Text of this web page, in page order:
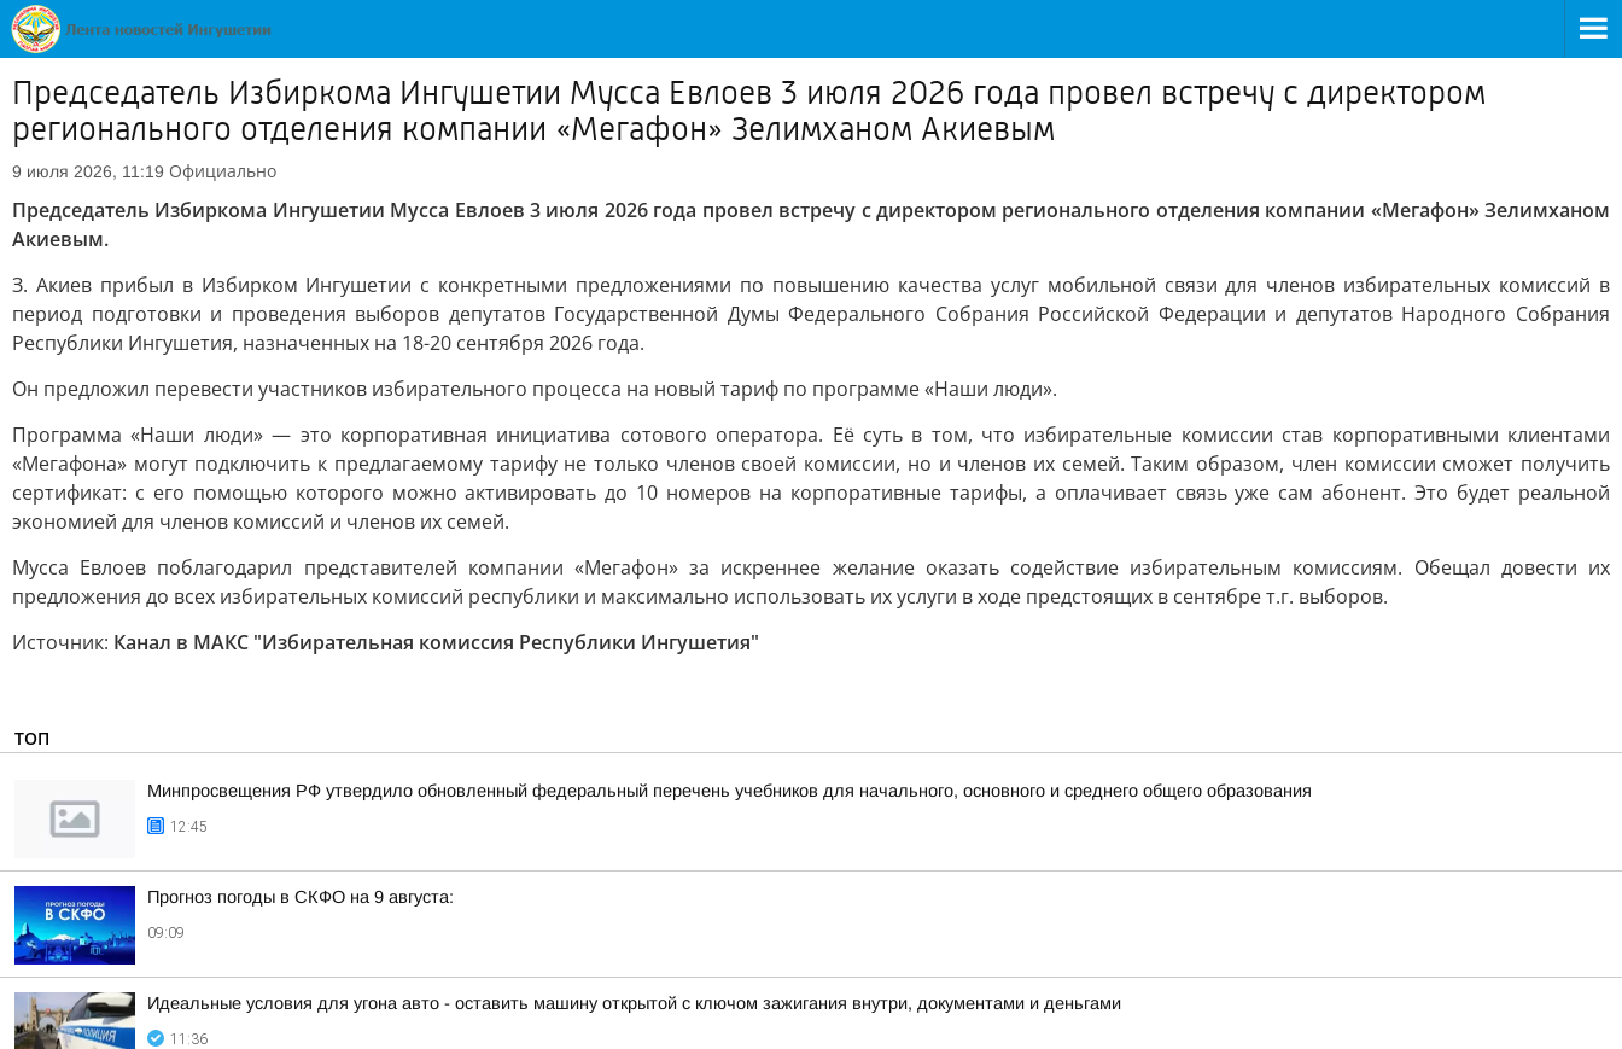
Председатель Избиркома Ингушетии Мусса Евлоев 3 июля 2026 года провел встречу с директором
регионального отделения компании «Мегафон» Зелимханом Акиевым
9 июля 2026, 11:19 Официально
Председатель Избиркома Ингушетии Мусса Евлоев 3 июля 2026 года провел встречу с директором регионального отделения компании «Мегафон» Зелимханом
Акиевым.
З. Акиев прибыл в Избирком Ингушетии с конкретными предложениями по повышению качества услуг мобильной связи для членов избирательных комиссий в
период подготовки и проведения выборов депутатов Государственной Думы Федерального Собрания Российской Федерации и депутатов Народного Собрания
Республики Ингушетия, назначенных на 18-20 сентября 2026 года.
Он предложил перевести участников избирательного процесса на новый тариф по программе «Наши люди».
Программа «Наши люди» — это корпоративная инициатива сотового оператора. Её суть в том, что избирательные комиссии став корпоративными клиентами
«Мегафона» могут подключить к предлагаемому тарифу не только членов своей комиссии, но и членов их семей. Таким образом, член комиссии сможет получить
сертификат: с его помощью которого можно активировать до 10 номеров на корпоративные тарифы, а оплачивает связь уже сам абонент. Это будет реальной
экономией для членов комиссий и членов их семей.
Мусса Евлоев поблагодарил представителей компании «Мегафон» за искреннее желание оказать содействие избирательным комиссиям. Обещал довести их
предложения до всех избирательных комиссий республики и максимально использовать их услуги в ходе предстоящих в сентябре т.г. выборов.
Источник: Канал в МАКС "Избирательная комиссия Республики Ингушетия"
ТОП
Минпросвещения РФ утвердило обновленный федеральный перечень учебников для начального, основного и среднего общего образования
12:45
Прогноз погоды в СКФО на 9 августа:
09:09
Идеальные условия для угона авто - оставить машину открытой с ключом зажигания внутри, документами и деньгами
11:36